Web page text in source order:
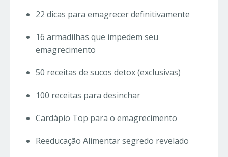
22 dicas para emagrecer definitivamente
16 armadilhas que impedem seu
emagrecimento
50 receitas de sucos detox (exclusivas)
100 receitas para desinchar
Cardápio Top para o emagrecimento
Reeducação Alimentar segredo revelado